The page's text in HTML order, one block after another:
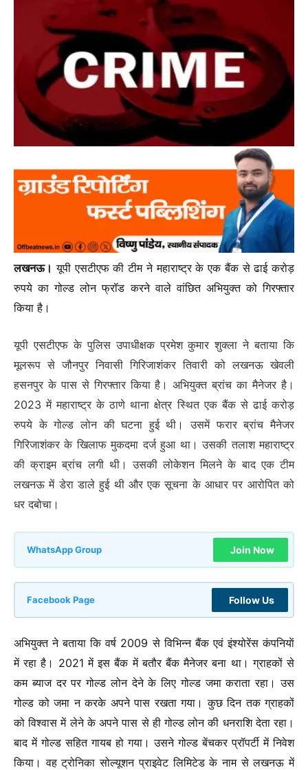
लखनऊ। यूपी एसटीएफ की टीम ने महाराष्ट्र के एक बैंक से ढाई करोड़
रुपये का गोल्ड लोन फ्रॉड करने वाले वांछित अभियुक्त को गिरफ्तार
किया है।
यूपी एसटीएफ के पुलिस उपाधीक्षक प्रमेश कुमार शुक्ला ने बताया कि
मूलरूप से जौनपुर निवासी गिरिजाशंकर तिवारी को लखनऊ खेवली
हसनपुर के पास से गिरफ्तार किया है। अभियुक्त ब्रांच का मैनेजर है।
2023 में महाराष्ट्र के ठाणे थाना क्षेत्र स्थित एक बैंक से ढाई करोड़
रुपये के गोल्ड लोन की घटना हुई थी। उसमें फरार ब्रांच मैनेजर
गिरिजाशंकर के खिलाफ मुकदमा दर्ज हुआ था। उसकी तलाश महाराष्ट्र
की क्राइम ब्रांच लगी थी। उसकी लोकेशन मिलने के बाद एक टीम
लखनऊ में डेरा डाले हुई थी और एक सूचना के आधार पर आरोपित को
धर दबोचा।
WhatsApp Group Join Now
Facebook Page Follow Us
अभियुक्त ने बताया कि वर्ष 2009 से विभिन्न बैंक एवं इंश्योरेंस कंपनियाें
में रहा है। 2021 में इस बैंक में बतौर बैंक मैनेजर बना था। ग्राहकों से
कम ब्याज दर पर गोल्ड लोन देने के लिए गोल्ड जमा कराता रहा। उस
गोल्ड को जमा न करके अपने पास रखता गया। कुछ दिन तक ग्राहकों
को विश्वास में लेने के अपने पास से ही गोल्ड लोन की धनराशि देता रहा।
बाद में गोल्ड सहित गायब हो गया। उसने गोल्ड बेंचकर प्रॉपर्टी में निवेश
किया। वह ट्रोनिका सोल्यूशन प्राइवेट लिमिटेड के नाम से लखनऊ में